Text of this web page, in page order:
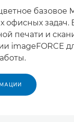
офисных задач.
печати и
imageFORCE